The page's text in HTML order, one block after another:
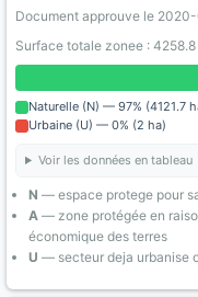
Document approuve le
Surface totale zonee : 4258.8
Naturelle (N) — 97% (4121.7
Urbaine (U) — 0% (2 ha)
Voir les données en tableau
N — espace protege pour
A — zone protégée en
économique des terres
U — secteur deja urbanise